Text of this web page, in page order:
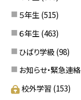
５年生 (515)
６年生 (463)
ひばり学級 (98)
お知らせ・緊急連絡
校外学習 (153)